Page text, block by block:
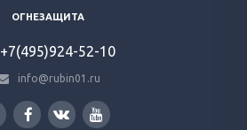
ОГНЕЗАЩИТА
+7(495)924-52-10
info@rubin01.ru